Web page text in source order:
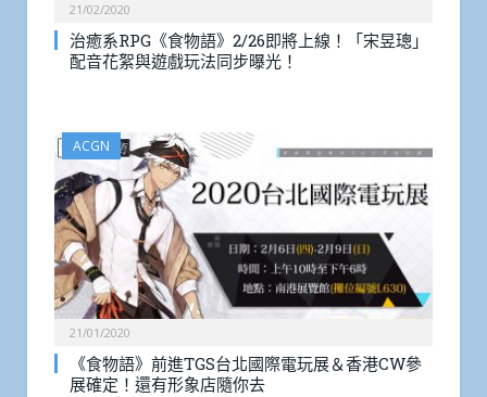
21/02/2020
治癒系RPG《食物語》2/26即將上線！「宋昱璁」
配音花絮與遊戲玩法同步曝光！
ACGN
21/01/2020
《食物語》前進TGS台北國際電玩展＆香港CW參
展確定！還有形象店隨你去